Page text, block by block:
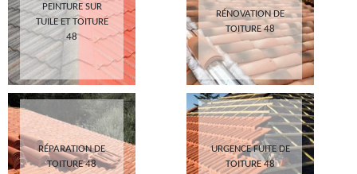
PEINTURE SUR
TUILE ET TOITURE
48
RÉNOVATION DE
TOITURE 48
RÉPARATION DE
TOITURE 48
URGENCE FUITE DE
TOITURE 48